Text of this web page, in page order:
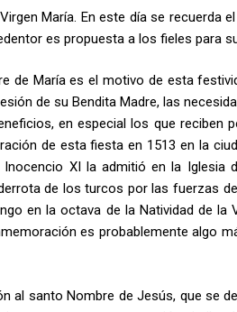
María. En este día se recuerda
es propuesta a los fieles para
de María es el motivo de esta
de su Bendita Madre, las
en especial los que reciben
de esta fiesta en 1513 en la
XI la admitió en la Iglesia
de los turcos por las fuerzas
en la octava de la Natividad de la
es probablemente algo
al santo Nombre de Jesús, que se